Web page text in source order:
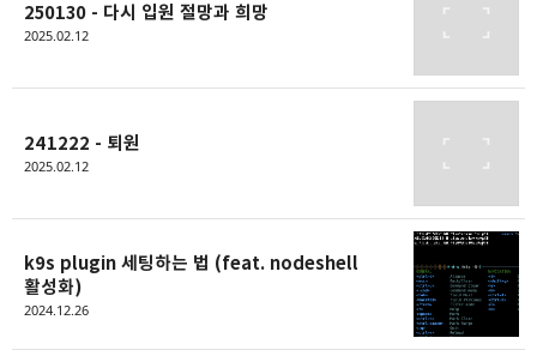
250130 - 다시 입원 절망과 희망
2025.02.12
241222 - 퇴원
2025.02.12
k9s plugin 세팅하는 법 (feat. nodeshell
활성화)
2024.12.26